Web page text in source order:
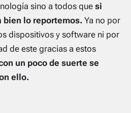
sino a todos que si
bien lo reportemos. Ya no por
dispositivos y software ni por
de este gracias a estos
un poco de suerte se
ello.